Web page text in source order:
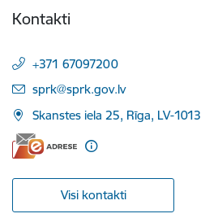
Kontakti
+371 67097200
E-pasts:
sprk@sprk.gov.lv
Skanstes iela 25, Rīga, LV-1013
Visi kontakti